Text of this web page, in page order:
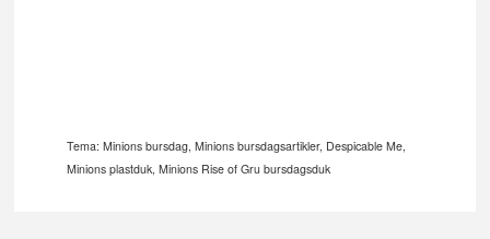
Tema: Minions bursdag, Minions bursdagsartikler, Despicable Me,
Minions plastduk, Minions Rise of Gru bursdagsduk